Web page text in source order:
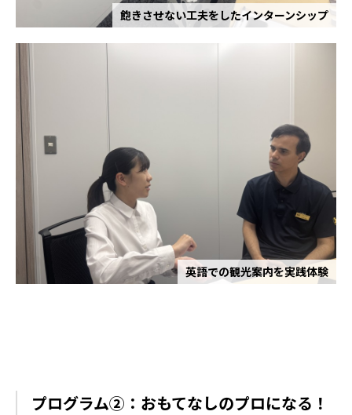
飽きさせない工夫をしたインターンシップ
英語での観光案内を実践体験
プログラム②：おもてなしのプロになる！